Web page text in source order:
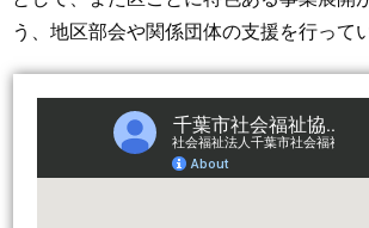
う、地区部会や関係団体の支援を行って